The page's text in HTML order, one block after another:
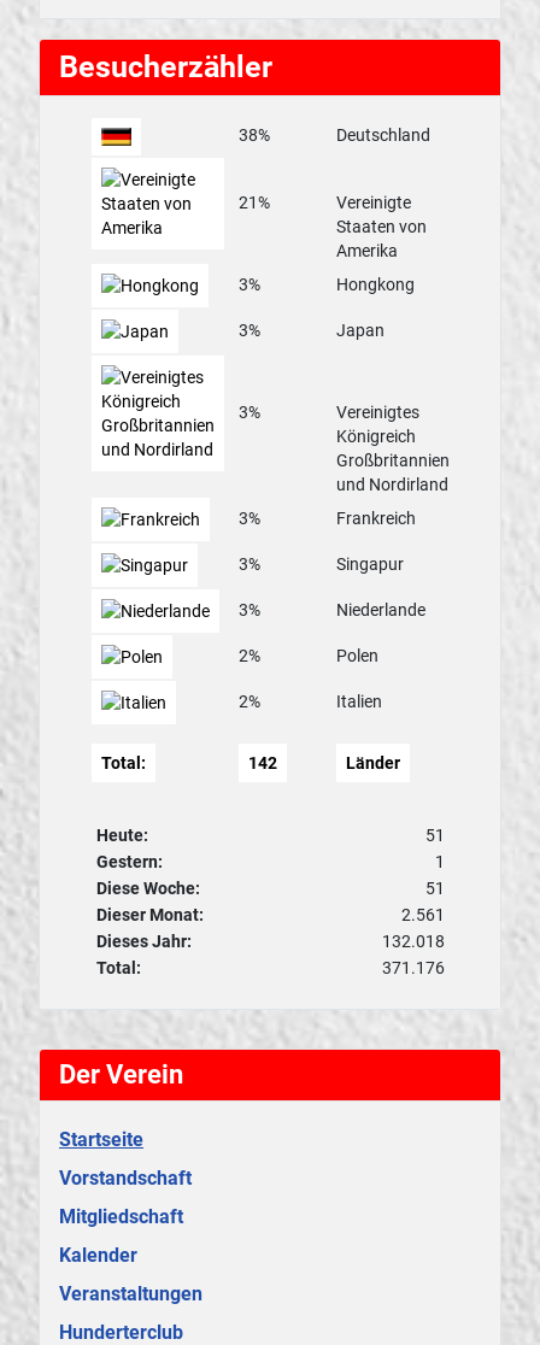
Der Verein
Startseite
Vorstandschaft
Mitgliedschaft
Kalender
Veranstaltungen
Hunderterclub
Besucherzähler
38% Deutschland
21%
Vereinigte
Staaten von
Amerika
3%
Hongkong
3% Japan
3%
Vereinigtes
Königreich
Großbritannien
und Nordirland
3%
Frankreich
3% Singapur
3% Niederlande
2% Polen
2% Italien
Total: 142 Länder
Heute:
51
Gestern:
1
Diese Woche:
51
Dieser Monat:
2.561
Dieses Jahr:
132.018
Total:
371.176